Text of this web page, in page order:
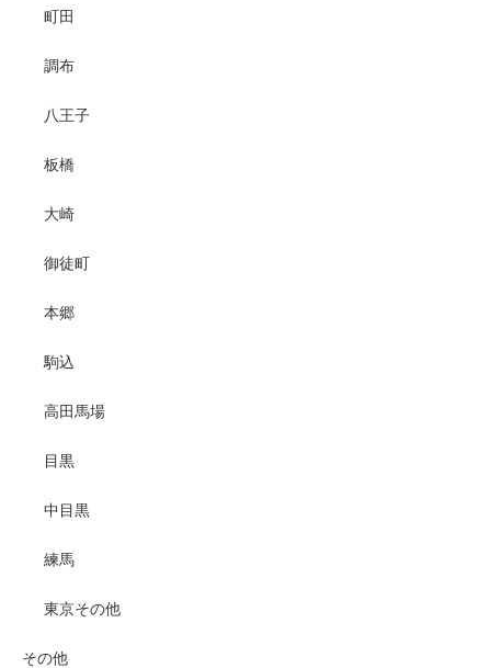
町田
調布
八王子
板橋
大崎
御徒町
本郷
駒込
高田馬場
目黒
中目黒
練馬
東京その他
その他